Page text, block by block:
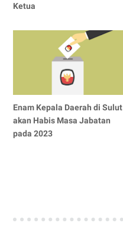
Ketua
Enam Kepala Daerah di Sulut
akan Habis Masa Jabatan
pada 2023